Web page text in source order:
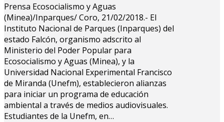
Prensa Ecosocialismo y Aguas
(Minea)/Inparques/ Coro, 21/02/2018.- El
Instituto Nacional de Parques (Inparques) del
estado Falcón, organismo adscrito al
Ministerio del Poder Popular para
Ecosocialismo y Aguas (Minea), y la
Universidad Nacional Experimental Francisco
de Miranda (Unefm), establecieron alianzas
para iniciar un programa de educación
ambiental a través de medios audiovisuales.
Estudiantes de la Unefm, en…